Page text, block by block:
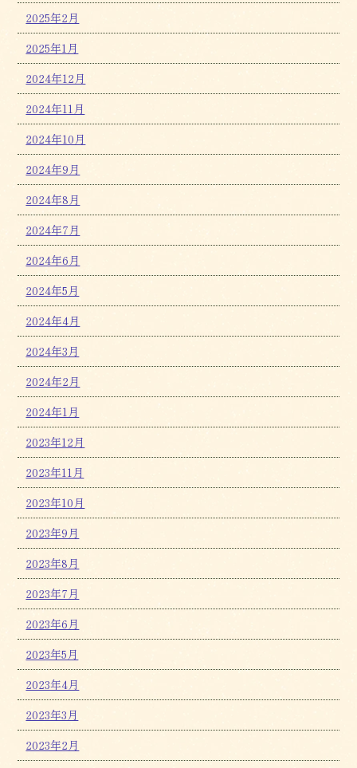
2025年2月
2025年1月
2024年12月
2024年11月
2024年10月
2024年9月
2024年8月
2024年7月
2024年6月
2024年5月
2024年4月
2024年3月
2024年2月
2024年1月
2023年12月
2023年11月
2023年10月
2023年9月
2023年8月
2023年7月
2023年6月
2023年5月
2023年4月
2023年3月
2023年2月